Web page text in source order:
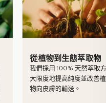
從植物到生態萃取物
我們採用 100% 天然萃取
大限度地提高純度並改善
物向皮膚的輸送。